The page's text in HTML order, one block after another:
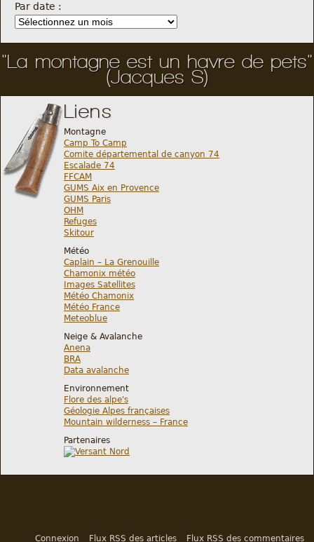
Par date :
"La montagne est un havre de pets"
(Jacques S)
Liens
Montagne
Camp To Camp
Comite départemental de canyon 74
Escalade 74
FFCAM
GUMS Aix en Provence
GUMS Paris
OHM
Refuges
Skitour
Météo
Caplain – La Grenouille
Chamonix météo
Images Satellites
Météo Chamonix
Météo France
Meteoblue
Neige & Avalanche
Anena
BRA
Data avalanche
Environnement
Flore des alpe's
Géologie Alpes françaises
Mountain wilderness – France
Partenaires
Connexion Flux RSS des articles Flux RSS des commentaires